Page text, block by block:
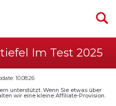
Im Test 2025
10.08.26
unterstützt. Wenn Sie etwas über
wir eine kleine Affiliate-Provision.